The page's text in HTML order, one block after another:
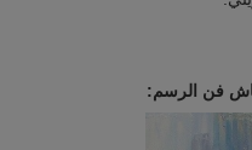
فن الرسم: